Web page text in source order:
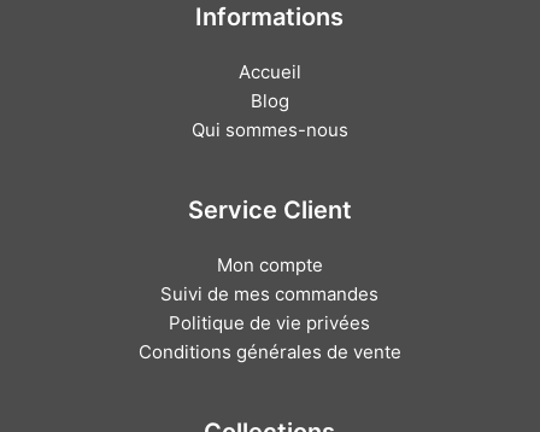
Informations
Accueil
Blog
Qui sommes-nous
Service Client
Mon compte
Suivi de mes commandes
Politique de vie privées
Conditions générales de vente